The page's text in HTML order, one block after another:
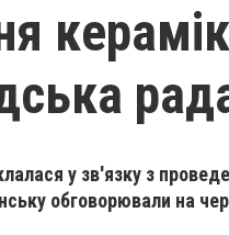
у зв'язку з
обговорювали на